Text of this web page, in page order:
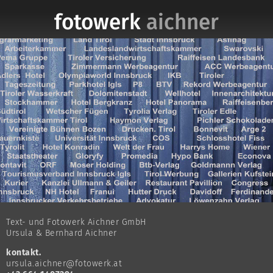
fotowerk aichner
Text- und Fotowerk Aichner GmbH
Ursula & Bernhard Aichner
kontakt.
ursula.aichner@fotowerk.at